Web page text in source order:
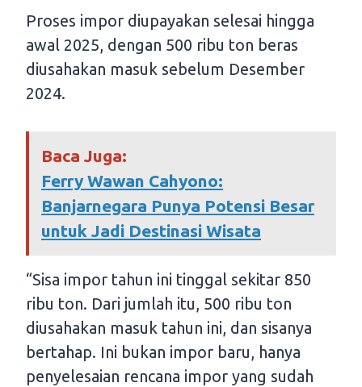
Proses impor diupayakan selesai hingga
awal 2025, dengan 500 ribu ton beras
diusahakan masuk sebelum Desember
2024.
Baca Juga:
Ferry Wawan Cahyono:
Banjarnegara Punya Potensi Besar
untuk Jadi Destinasi Wisata
“Sisa impor tahun ini tinggal sekitar 850
ribu ton. Dari jumlah itu, 500 ribu ton
diusahakan masuk tahun ini, dan sisanya
bertahap. Ini bukan impor baru, hanya
penyelesaian rencana impor yang sudah